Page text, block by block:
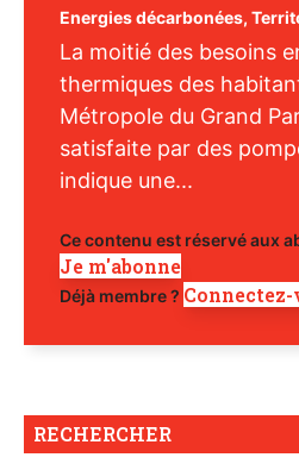
Energies décarbonées,
La moitié des besoins
thermiques des
Métropole du Grand
satisfaite par des
indique une...
Ce contenu est réservé aux
Je m'abonne
Déjà membre ?
RECHERCHER